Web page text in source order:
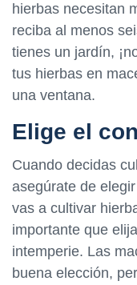
hierbas necesitan
reciba al menos
tienes un jardín,
tus hierbas en
una ventana.
Elige el
Cuando decidas
asegúrate de
vas a cultivar
importante que
intemperie. Las
buena elección,